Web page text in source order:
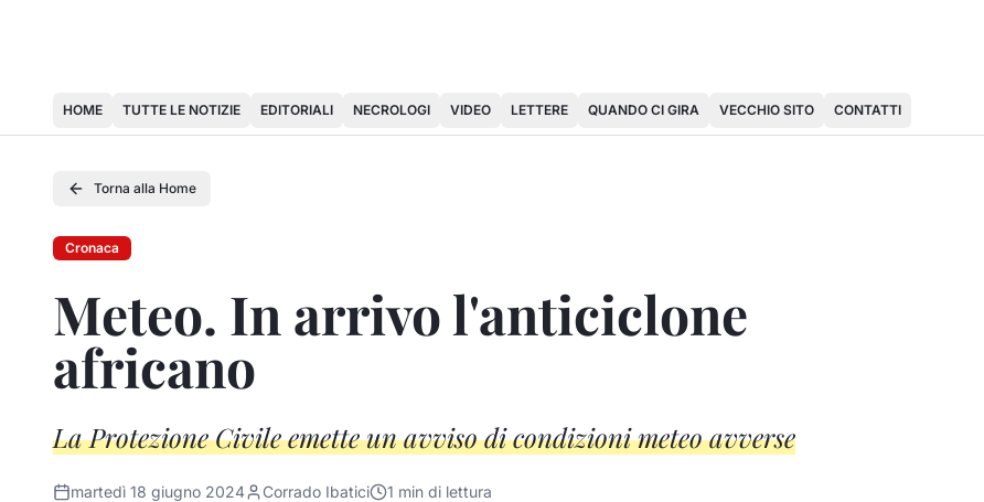
HOME TUTTE LE NOTIZIE EDITORIALI NECROLOGI VIDEO LETTERE QUANDO CI GIRA VECCHIO SITO CONTATTI
Torna alla Home
Cronaca
Meteo. In arrivo l'anticiclone
africano
La Protezione Civile emette un avviso di condizioni meteo avverse
martedì 18 giugno 2024 Corrado Ibatici 1 min di lettura